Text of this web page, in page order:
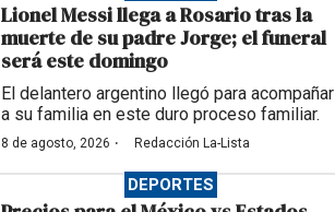
Lionel Messi llega a Rosario tras la
muerte de su padre Jorge; el funeral
será este domingo
El delantero argentino llegó para acompañar
a su familia en este duro proceso familiar.
8 de agosto, 2026 · Redacción La-Lista
DEPORTES